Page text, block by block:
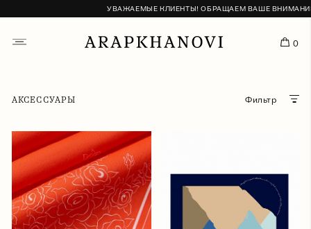
УВАЖАЕМЫЕ КЛИЕНТЫ! ОБРАЩАЕМ ВАШЕ ВНИМАНИЕ,
0
АКСЕССУАРЫ Фильтр